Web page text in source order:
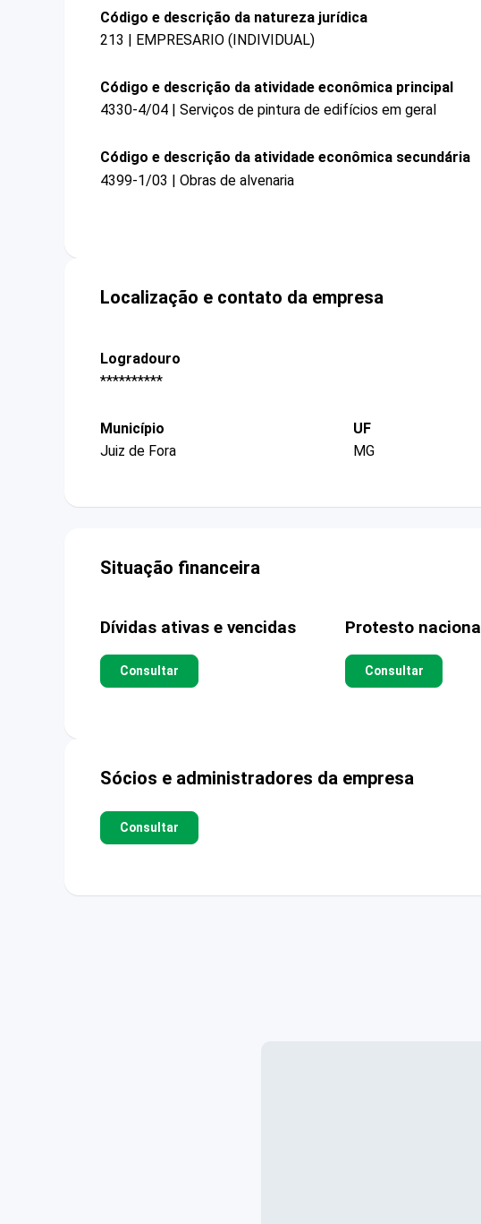
Código e descrição da natureza jurídica
213 | EMPRESARIO (INDIVIDUAL)
Código e descrição da atividade econômica principal
4330-4/04 | Serviços de pintura de edifícios em geral
Código e descrição da atividade econômica secundária
4399-1/03 | Obras de alvenaria
Localização e contato da empresa
Logradouro
**********
Município
Juiz de Fora
UF
MG
Situação financeira
Dívidas ativas e vencidas
Consultar
Protesto nacional
Consultar
Sócios e administradores da empresa
Consultar